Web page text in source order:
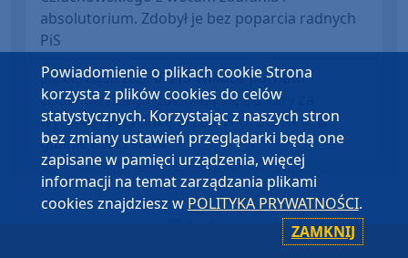
absolutorium. Zdobył je bez poparcia radnych
PiS
piątek, 26.06.2026 07:13Władze powiatu
człuchowskiego odwołają się od kary za
wycinkę i przycinkę drzew w Grodzisku, w
gminie Rzeczenica
Powiadomienie o plikach cookie Strona
korzysta z plików cookies do celów
statystycznych. Korzystając z naszych stron
bez zmiany ustawień przeglądarki będą one
zapisane w pamięci urządzenia, więcej
informacji na temat zarządzania plikami
cookies znajdziesz w POLITYKA PRYWATNOŚCI.
ZAMKNIJ